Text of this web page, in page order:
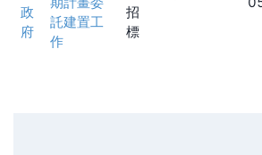
政
府
託建置工
作
招
標